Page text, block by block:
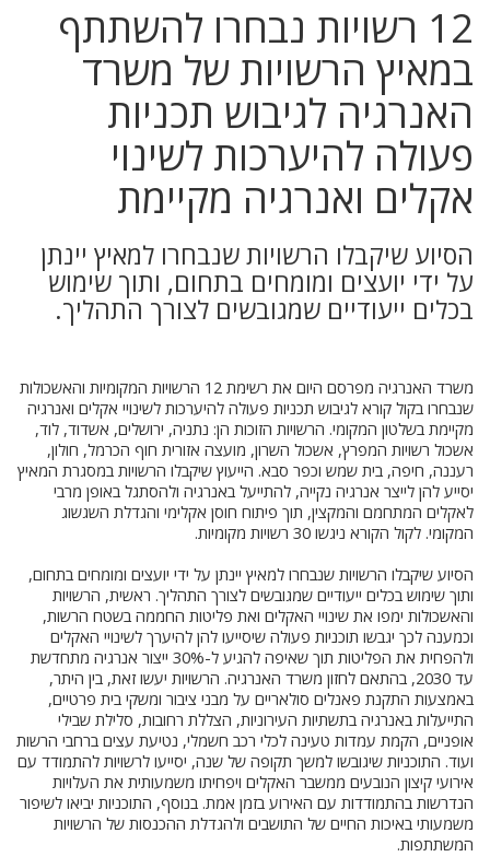
12 רשויות נבחרו להשתתף
במאיץ הרשויות של משרד
האנרגיה לגיבוש תכניות
פעולה להיערכות לשינוי
אקלים ואנרגיה מקיימת
הסיוע שיקבלו הרשויות שנבחרו למאיץ יינתן
על ידי יועצים ומומחים בתחום, ותוך שימוש
בכלים ייעודיים שמגובשים לצורך התהליך.
משרד האנרגיה מפרסם היום את רשימת 12 הרשויות המקומיות והאשכולות
שנבחרו בקול קורא לגיבוש תכניות פעולה להיערכות לשינויי אקלים ואנרגיה
מקיימת בשלטון המקומי. הרשויות הזוכות הן: נתניה, ירושלים, אשדוד, לוד,
אשכול רשויות המפרץ, אשכול השרון, מועצה אזורית חוף הכרמל, חולון,
רעננה, חיפה, בית שמש וכפר סבא. הייעוץ שיקבלו הרשויות במסגרת המאיץ
יסייע להן לייצר אנרגיה נקייה, להתייעל באנרגיה ולהסתגל באופן מרבי
לאקלים המתחמם והמקצין, תוך פיתוח חוסן אקלימי והגדלת השגשוג
המקומי. לקול הקורא ניגשו 30 רשויות מקומיות.
הסיוע שיקבלו הרשויות שנבחרו למאיץ יינתן על ידי יועצים ומומחים בתחום,
ותוך שימוש בכלים ייעודיים שמגובשים לצורך התהליך. ראשית, הרשויות
והאשכולות ימפו את שינויי האקלים ואת פליטות החממה בשטח הרשות,
וכמענה לכך יגבשו תוכניות פעולה שיסייעו להן להיערך לשינויי האקלים
ולהפחית את הפליטות תוך שאיפה להגיע ל-30% ייצור אנרגיה מתחדשת
עד 2030, בהתאם לחזון משרד האנרגיה. הרשויות יעשו זאת, בין היתר,
באמצעות התקנת פאנלים סולאריים על מבני ציבור ומשקי בית פרטיים,
התייעלות באנרגיה בתשתיות העירוניות, הצללת רחובות, סלילת שבילי
אופניים, הקמת עמדות טעינה לכלי רכב חשמלי, נטיעת עצים ברחבי הרשות
ועוד. התוכניות שיגובשו למשך תקופה של שנה, יסייעו לרשויות להתמודד עם
אירועי קיצון הנובעים ממשבר האקלים ויפחיתו משמעותית את העלויות
הנדרשות בהתמודדות עם האירוע בזמן אמת. בנוסף, התוכניות יביאו לשיפור
משמעותי באיכות החיים של התושבים ולהגדלת ההכנסות של הרשויות
המשתתפות.